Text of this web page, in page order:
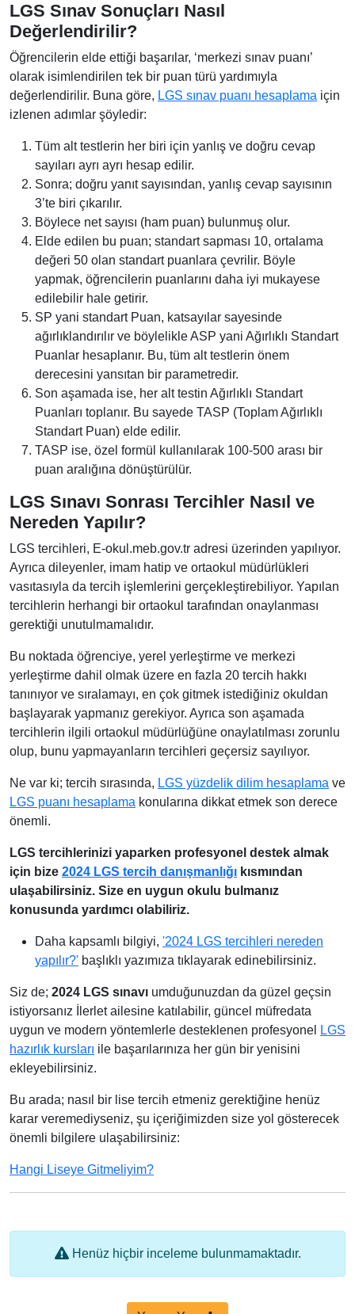
LGS Sınav Sonuçları Nasıl
Değerlendirilir?
Öğrencilerin elde ettiği başarılar, ‘merkezi sınav puanı’
olarak isimlendirilen tek bir puan türü yardımıyla
değerlendirilir. Buna göre, LGS sınav puanı hesaplama için
izlenen adımlar şöyledir:
Tüm alt testlerin her biri için yanlış ve doğru cevap
sayıları ayrı ayrı hesap edilir.
Sonra; doğru yanıt sayısından, yanlış cevap sayısının
3’te biri çıkarılır.
Böylece net sayısı (ham puan) bulunmuş olur.
Elde edilen bu puan; standart sapması 10, ortalama
değeri 50 olan standart puanlara çevrilir. Böyle
yapmak, öğrencilerin puanlarını daha iyi mukayese
edilebilir hale getirir.
SP yani standart Puan, katsayılar sayesinde
ağırlıklandırılır ve böylelikle ASP yani Ağırlıklı Standart
Puanlar hesaplanır. Bu, tüm alt testlerin önem
derecesini yansıtan bir parametredir.
Son aşamada ise, her alt testin Ağırlıklı Standart
Puanları toplanır. Bu sayede TASP (Toplam Ağırlıklı
Standart Puan) elde edilir.
TASP ise, özel formül kullanılarak 100-500 arası bir
puan aralığına dönüştürülür.
LGS Sınavı Sonrası Tercihler Nasıl ve
Nereden Yapılır?
LGS tercihleri, E-okul.meb.gov.tr adresi üzerinden yapılıyor.
Ayrıca dileyenler, imam hatip ve ortaokul müdürlükleri
vasıtasıyla da tercih işlemlerini gerçekleştirebiliyor. Yapılan
tercihlerin herhangi bir ortaokul tarafından onaylanması
gerektiği unutulmamalıdır.
Bu noktada öğrenciye, yerel yerleştirme ve merkezi
yerleştirme dahil olmak üzere en fazla 20 tercih hakkı
tanınıyor ve sıralamayı, en çok gitmek istediğiniz okuldan
başlayarak yapmanız gerekiyor. Ayrıca son aşamada
tercihlerin ilgili ortaokul müdürlüğüne onaylatılması zorunlu
olup, bunu yapmayanların tercihleri geçersiz sayılıyor.
Ne var ki; tercih sırasında, LGS yüzdelik dilim hesaplama ve
LGS puanı hesaplama konularına dikkat etmek son derece
önemli.
LGS tercihlerinizi yaparken profesyonel destek almak
için bize 2024 LGS tercih danışmanlığı kısmından
ulaşabilirsiniz. Size en uygun okulu bulmanız
konusunda yardımcı olabiliriz.
Daha kapsamlı bilgiyi, '2024 LGS tercihleri nereden
yapılır?' başlıklı yazımıza tıklayarak edinebilirsiniz.
Siz de; 2024 LGS sınavı umduğunuzdan da güzel geçsin
istiyorsanız İlerlet ailesine katılabilir, güncel müfredata
uygun ve modern yöntemlerle desteklenen profesyonel
LGS
hazırlık kursları ile başarılarınıza her gün bir yenisini
ekleyebilirsiniz.
Bu arada; nasıl bir lise tercih etmeniz gerektiğine henüz
karar veremediyseniz, şu içeriğimizden size yol gösterecek
önemli bilgilere ulaşabilirsiniz:
Hangi Liseye Gitmeliyim?
Henüz hiçbir inceleme bulunmamaktadır.